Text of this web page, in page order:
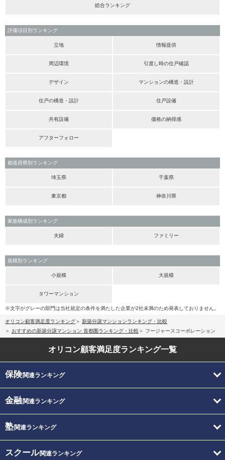
総合ランキング
評価項目別ランキング
立地 情報提供
周辺環境 引渡し時の住戸確認
デザイン マンションの構造・設計
住戸の構造・設計 住戸設備
共有設備 価格の納得感
アフターフォロー
都道府県別ランキング
埼玉県 千葉県
東京都 神奈川県
家族構成別ランキング
夫婦 ファミリー
規模別ランキング
小規模 大規模
タワーマンション
※文字がグレーの部門は当社規定の条件を満たした企業が2社未満のため発表しておりません。
オリコン顧客満足度ランキング
新築分譲マンションランキング・比較
おすすめの新築分譲マンション 首都圏ランキング・比較
フージャースコーポレーション
オリコン顧客満足度ランキング一覧
保険関連ランキング
金融関連ランキング
塾関連ランキング
スクール関連ランキング